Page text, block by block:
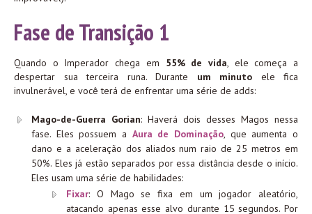
Fase de Transição 1
Quando o Imperador chega em 55% de vida, ele começa a
despertar sua terceira runa. Durante um minuto ele fica
invulnerável, e você terá de enfrentar uma série de adds:
Mago-de-Guerra Gorian: Haverá dois desses Magos nessa
fase. Eles possuem a Aura de Dominação, que aumenta o
dano e a aceleração dos aliados num raio de 25 metros em
50%. Eles já estão separados por essa distância desde o início.
Eles usam uma série de habilidades:
Fixar: O Mago se fixa em um jogador aleatório,
atacando apenas esse alvo durante 15 segundos. Por